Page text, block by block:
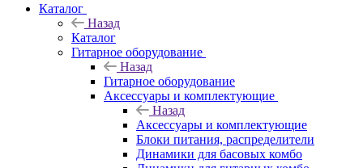
Каталог
Назад
Каталог
Гитарное оборудование
Назад
Гитарное оборудование
Аксессуары и комплектующие
Назад
Аксессуары и комплектующие
Блоки питания, распределители
Динамики для басовых комбо